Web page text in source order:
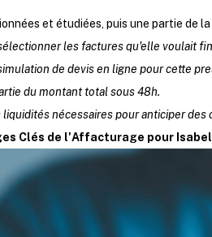
et étudiées, puis une partie de
les factures qu'elle voulait
de devis en ligne pour cette
du montant total sous 48h.
liquidités nécessaires pour anticiper
Clés de l'Affacturage pour